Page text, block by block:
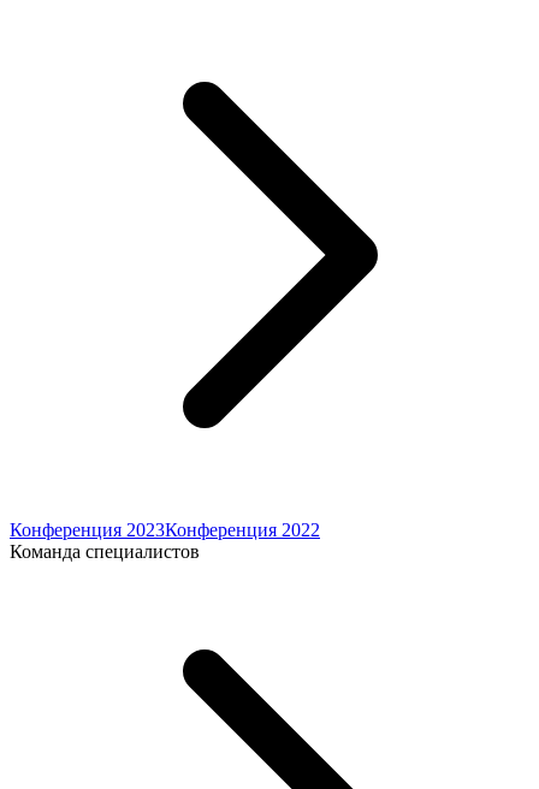
Конференция 2023Конференция 2022
Команда специалистов